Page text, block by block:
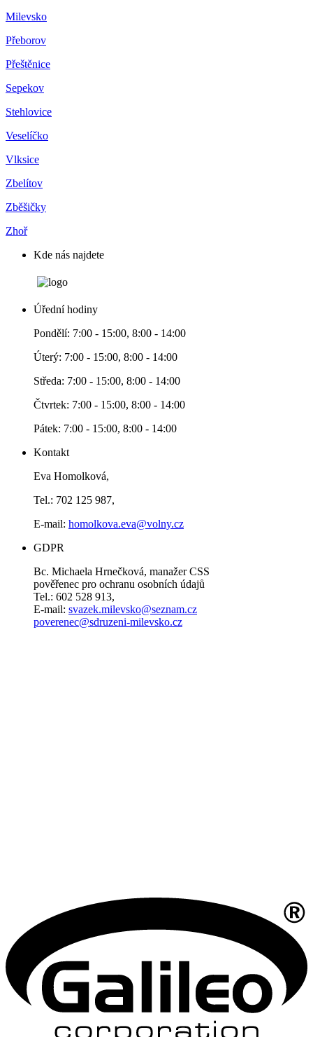
Milevsko
Přeborov
Přeštěnice
Sepekov
Stehlovice
Veselíčko
Vlksice
Zbelítov
Zběšičky
Zhoř
Kde nás najdete
Úřední hodiny
Pondělí: 7:00 - 15:00, 8:00 - 14:00
Úterý: 7:00 - 15:00, 8:00 - 14:00
Středa: 7:00 - 15:00, 8:00 - 14:00
Čtvrtek: 7:00 - 15:00, 8:00 - 14:00
Pátek: 7:00 - 15:00, 8:00 - 14:00
Kontakt
Eva Homolková,
Tel.: 702 125 987,
E-mail: homolkova.eva@volny.cz
GDPR
Bc. Michaela Hrnečková, manažer CSS
pověřenec pro ochranu osobních údajů
Tel.: 602 528 913,
E-mail: svazek.milevsko@seznam.cz
poverenec@sdruzeni-milevsko.cz